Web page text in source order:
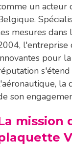
un acteur
mesures dans
l'entreprise
pour
la
son
mission